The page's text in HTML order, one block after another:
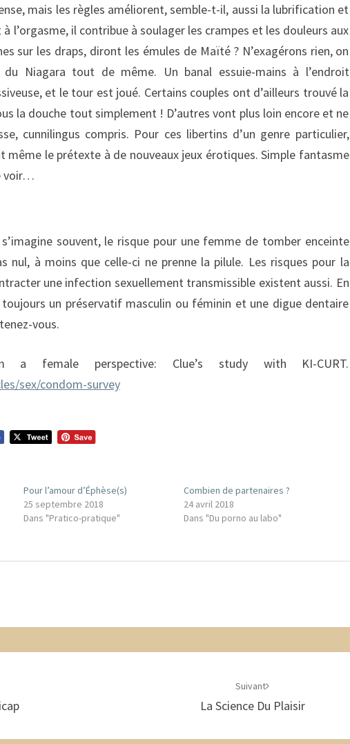
mais les règles améliorent, semble-t-il, aussi la lubrification et
l’orgasme, il contribue à soulager les crampes et les douleurs aux
sur les draps, diront les émules de Maïté ? N’exagérons rien, on
Niagara tout de même. Un banal essuie-mains à l’endroit
et le tour est joué. Certains couples ont d’ailleurs trouvé la
la douche tout simplement ! D’autres vont plus loin encore et ne
cunnilingus compris. Pour ces libertins d’un genre particulier,
le prétexte à de nouveaux jeux érotiques. Simple fantasme
voir…
souvent, le risque pour une femme de tomber enceinte
nul, à moins que celle-ci ne prenne la pilule. Les risques pour la
une infection sexuellement transmissible existent aussi. En
un préservatif masculin ou féminin et une digue dentaire
vous.
female perspective: Clue’s study with KI-CURT.
sex/condom-survey
Pour l’amour d’Éphèse(s)
25 septembre 2018
Dans "Pratico-pratique"
Combien de partenaires ?
24 avril 2018
Dans "Du porno au labo"
Suivant
La Science Du Plaisir